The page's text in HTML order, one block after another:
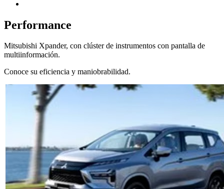
Performance
Mitsubishi Xpander, con clúster de instrumentos con pantalla de
multiinformación.
Conoce su eficiencia y maniobrabilidad.